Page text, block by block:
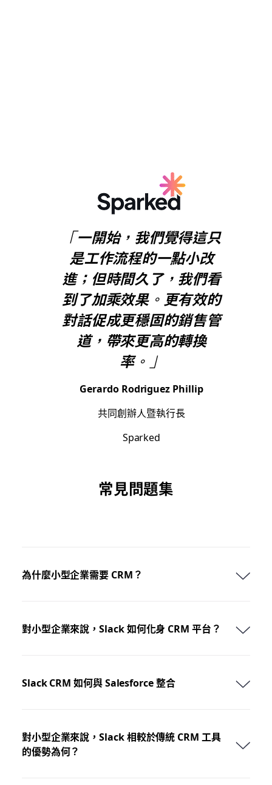
「一開始，我們覺得這只
是工作流程的一點小改
進；但時間久了，我們看
到了加乘效果。更有效的
對話促成更穩固的銷售管
道，帶來更高的轉換
率。」
Gerardo Rodriguez Phillip
共同創辦人暨執行長
Sparked
常見問題集
為什麼小型企業需要 CRM？
對小型企業來說，Slack 如何化身 CRM 平台？
Slack CRM 如何與 Salesforce 整合
對小型企業來說，Slack 相較於傳統 CRM 工具
的優勢為何？